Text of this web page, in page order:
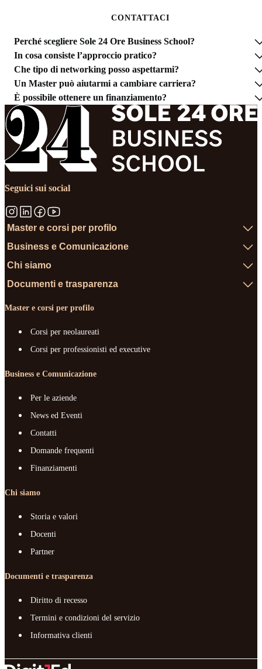
CONTATTACI
Perché scegliere Sole 24 Ore Business School?
In cosa consiste l’approccio pratico?
Che tipo di networking posso aspettarmi?
Un Master può aiutarmi a cambiare carriera?
È possibile ottenere un finanziamento?
Seguici sui social
Master e corsi per profilo
Business e Comunicazione
Chi siamo
Documenti e trasparenza
Master e corsi per profilo
Corsi per neolaureati
Corsi per professionisti ed executive
Business e Comunicazione
Per le aziende
News ed Eventi
Contatti
Domande frequenti
Finanziamenti
Chi siamo
Storia e valori
Docenti
Partner
Documenti e trasparenza
Diritto di recesso
Termini e condizioni del servizio
Informativa clienti